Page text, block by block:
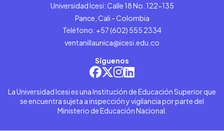
Universidad Icesi: Calle 18 No. 122-135
Pance, Cali - Colombia
Teléfono: +57 (602) 555 2334
ventanillaunica@icesi.edu.co
Síguenos
La Universidad Icesi es una Institución de Educación Superior que
se encuentra sujeta a inspección y vigilancia por parte del
Ministerio de Educación Nacional.